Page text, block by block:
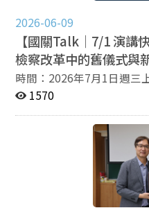
than 60 participants
presenters and 10
The event was co-
(NCCU), Janet Tan
－－－－－－－－－－－
updated with the latest
https://iir.nccu.edu.tw/
https://
https://
https://youtube.com/
https://iir.nccu.edu.tw/
fid=13762&id=33943
2026-06-09
【國關Talk｜7/1 演講
檢察改革中的舊儀式與
時間：2026年7月1日週三上午
治大學國際關係研究中心
公共政策與全球事務學院） 主持人：寇健文教授（國立
https://reurl.cc/6G4oMr 報名截止：2026年6月28日 電子
1570